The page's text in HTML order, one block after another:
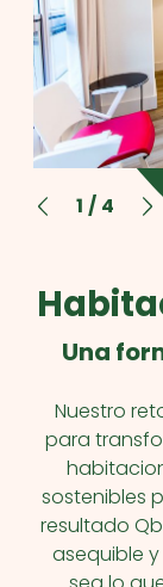
1 / 4
Una
Nuestro
para
sostenibles
resultado
asequible